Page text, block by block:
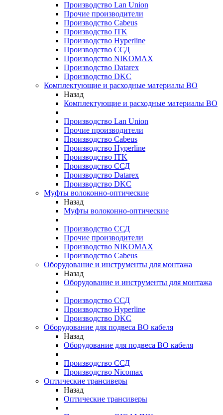
Производство Lan Union
Прочие производители
Производство Cabeus
Производство ITK
Производство Hyperline
Производство ССД
Производство NIKOMAX
Производство Datarex
Производство DKC
Комплектующие и расходные материалы ВО
Назад
Комплектующие и расходные материалы ВО
Производство Lan Union
Прочие производители
Производство Cabeus
Производство Hyperline
Производство ITK
Производство ССД
Производство Datarex
Производство DKC
Муфты волоконно-оптические
Назад
Муфты волоконно-оптические
Производство ССД
Прочие производители
Производство NIKOMAX
Производство Cabeus
Оборудование и инструменты для монтажа
Назад
Оборудование и инструменты для монтажа
Производство ССД
Производство Hyperline
Производство DKC
Оборудование для подвеса ВО кабеля
Назад
Оборудование для подвеса ВО кабеля
Производство ССД
Производство Nicomax
Оптические трансиверы
Назад
Оптические трансиверы